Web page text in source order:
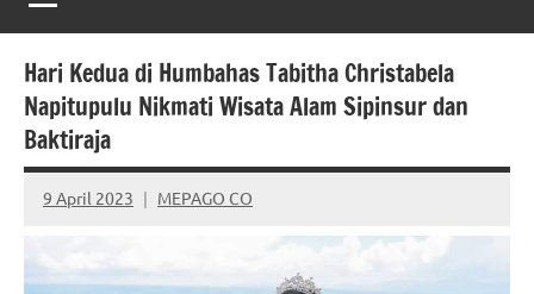
Hari Kedua di Humbahas Tabitha Christabela
Napitupulu Nikmati Wisata Alam Sipinsur dan
Baktiraja
9 April 2023 MEPAGO CO
No